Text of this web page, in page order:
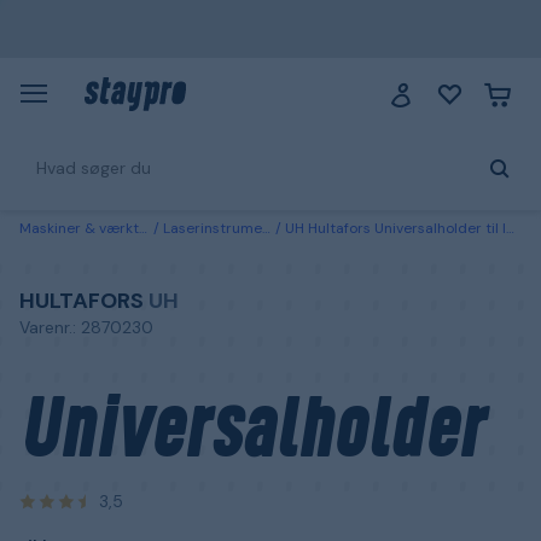
Maskiner & værktøj Laserinstrument UH Hultafors Universalholder til laser
HULTAFORS UH
Varenr.: 2870230
Universalholder
3,5